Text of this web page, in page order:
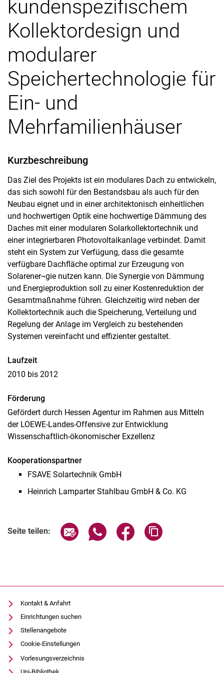
kundenspezifischem
Kollektordesign und
modularer
Speichertechnologie für
Ein- und
Mehrfamilienhäuser
Kurzbeschreibung
Das Ziel des Projekts ist ein modulares Dach zu entwickeln,
das sich sowohl für den Bestandsbau als auch für den
Neubau eignet und in einer architektonisch einheitlichen
und hochwertigen Optik eine hochwertige Dämmung des
Daches mit einer modularen Solarkollektortechnik und
einer integrierbaren Photovoltaikanlage verbindet. Damit
steht ein System zur Verfügung, dass die gesamte
verfügbare Dachfläche optimal zur Erzeugung von
Solarener¬gie nutzen kann. Die Synergie von Dämmung
und Energieproduktion soll zu einer Kostenreduktion der
Gesamtmaßnahme führen. Gleichzeitig wird neben der
Kollektortechnik auch die Speicherung, Verteilung und
Regelung der Anlage im Vergleich zu bestehenden
Systemen vereinfacht und effizienter gestaltet.
Laufzeit
2010 bis 2012
Förderung
Gefördert durch Hessen Agentur im Rahmen aus Mitteln
der LOEWE-Landes-Offensive zur Entwicklung
Wissenschaftlich-ökonomischer Exzellenz
Kooperationspartner
FSAVE Solartechnik GmbH
Heinrich Lamparter Stahlbau GmbH & Co. KG
Seite teilen: Seite über E-Mail teilen
Seite über WhatsApp teilen
Seite über Facebook
Kontakt & Anfahrt
Einrichtungen suchen
Stellenangebote
Cookie-Einstellungen
Vorlesungsverzeichnis